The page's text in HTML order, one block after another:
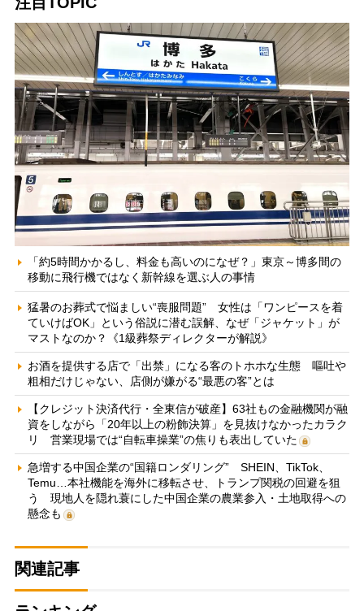
「約5時間かかるし、料金も高いのになぜ？」東京～博多間の
移動に飛行機ではなく新幹線を選ぶ人の事情
猛暑のお葬式で悩ましい“喪服問題” 女性は「ワンピースを着
ていけばOK」という俗説に潜む誤解、なぜ「ジャケット」が
マストなのか？《1級葬祭ディレクターが解説》
お酒を提供する店で「出禁」になる客のトホホな生態 嘔吐や
粗相だけじゃない、店側が嫌がる“最悪の客”とは
【クレジット決済代行・全東信が破産】63社もの金融機関が融
資をしながら「20年以上の粉飾決算」を見抜けなかったカラク
リ 営業現場では“自転車操業”の焦りも表出していた
急増する中国企業の“国籍ロンダリング” SHEIN、TikTok、
Temu…本社機能を海外に移転させ、トランプ関税の回避を狙
う 現地人を隠れ蓑にした中国企業の農業参入・土地取得への
懸念も
関連記事